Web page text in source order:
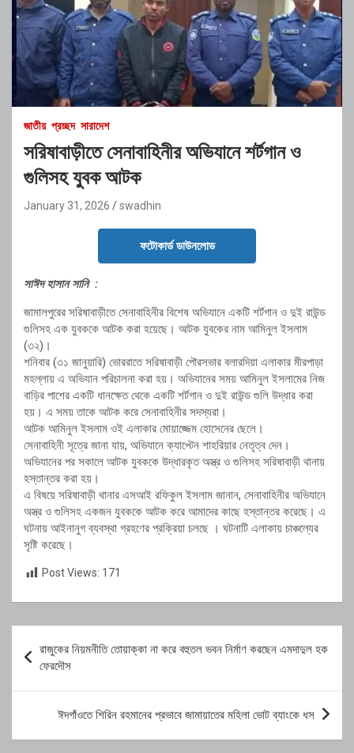
জাতীয় প্রচ্ছদ সারাদেশ
সরিষাবাড়ীতে সেনাবাহিনীর অভিযানে শর্টগান ও
গুলিসহ যুবক আটক
January 31, 2026 swadhin
ফটোকার্ড ডাউনলোড
সাঈদ হাসান সানি :
জামালপুরের সরিষাবাড়ীতে সেনাবাহিনীর বিশেষ অভিযানে একটি শর্টগান ও দুই রাউন্ড
গুলিসহ এক যুবককে আটক করা হয়েছে। আটক যুবকের নাম আমিনুল ইসলাম
(৩২)।
শনিবার (৩১ জানুয়ারি) ভোররাতে সরিষাবাড়ী পৌরসভার বলারদিয়া এলাকার মীরপাড়া
মহল্লায় এ অভিযান পরিচালনা করা হয়। অভিযানের সময় আমিনুল ইসলামের নিজ
বাড়ির পাশের একটি ধানক্ষেত থেকে একটি শর্টগান ও দুই রাউন্ড গুলি উদ্ধার করা
হয়। এ সময় তাকে আটক করে সেনাবাহিনীর সদস্যরা।
আটক আমিনুল ইসলাম ওই এলাকার মোয়াজ্জেম হোসেনের ছেলে।
সেনাবাহিনী সূত্রে জানা যায়, অভিযানে ক্যাপ্টেন শাহরিয়ার নেতৃত্ব দেন।
অভিযানের পর সকালে আটক যুবককে উদ্ধারকৃত অস্ত্র ও গুলিসহ সরিষাবাড়ী থানায়
হস্তান্তর করা হয়।
এ বিষয়ে সরিষাবাড়ী থানার এসআই রফিকুল ইসলাম জানান, সেনাবাহিনীর অভিযানে
অস্ত্র ও গুলিসহ একজন যুবককে আটক করে আমাদের কাছে হস্তান্তর করেছে। এ
ঘটনায় আইনানুগ ব্যবস্থা গ্রহণের প্রক্রিয়া চলছে । ঘটনাটি এলাকায় চাঞ্চল্যের
সৃষ্টি করেছে।
Post Views: 171
navigation
রাজুকের নিয়মনীতি তোয়াক্কা না করে বহুতল ভবন নির্মাণ করছেন এমদাদুল হক
ফেরদৌস
ঈদগাঁওতে শিরিন রহমানের প্রভাবে জামায়াতের মহিলা ভোট ব্যাংকে ধস